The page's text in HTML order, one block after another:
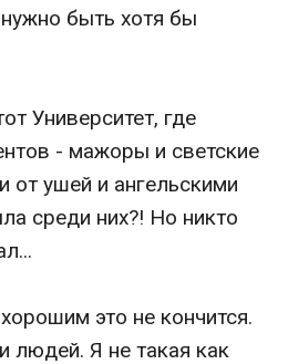
быть хотя бы
Университет, где
- мажоры и светские
от ушей и ангельскими
среди них?! Но никто
это не кончится.
людей. Я не такая как